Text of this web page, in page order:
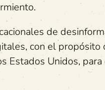
de
con el propósito
Estados Unidos,